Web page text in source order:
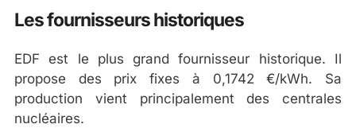
Les fournisseurs historiques
EDF est le plus grand fournisseur historique. Il
propose des prix fixes à 0,1742 €/kWh. Sa
production vient principalement des centrales
nucléaires.